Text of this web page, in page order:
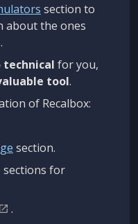
section to
about the ones
.
technical for you,
tool.
of Recalbox:
section.
sections for
.